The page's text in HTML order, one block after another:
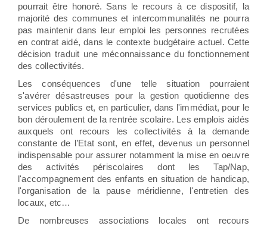
pourrait être honoré. Sans le recours à ce dispositif, la
majorité des communes et intercommunalités ne pourra
pas maintenir dans leur emploi les personnes recrutées
en contrat aidé, dans le contexte budgétaire actuel. Cette
décision traduit une méconnaissance du fonctionnement
des collectivités.
Les conséquences d'une telle situation pourraient
s'avérer désastreuses pour la gestion quotidienne des
services publics et, en particulier, dans l'immédiat, pour le
bon déroulement de la rentrée scolaire. Les emplois aidés
auxquels ont recours les collectivités à la demande
constante de l’Etat sont, en effet, devenus un personnel
indispensable pour assurer notamment la mise en oeuvre
des activités périscolaires dont les Tap/Nap,
l'accompagnement des enfants en situation de handicap,
l'organisation de la pause méridienne, l'entretien des
locaux, etc…
De nombreuses associations locales ont recours